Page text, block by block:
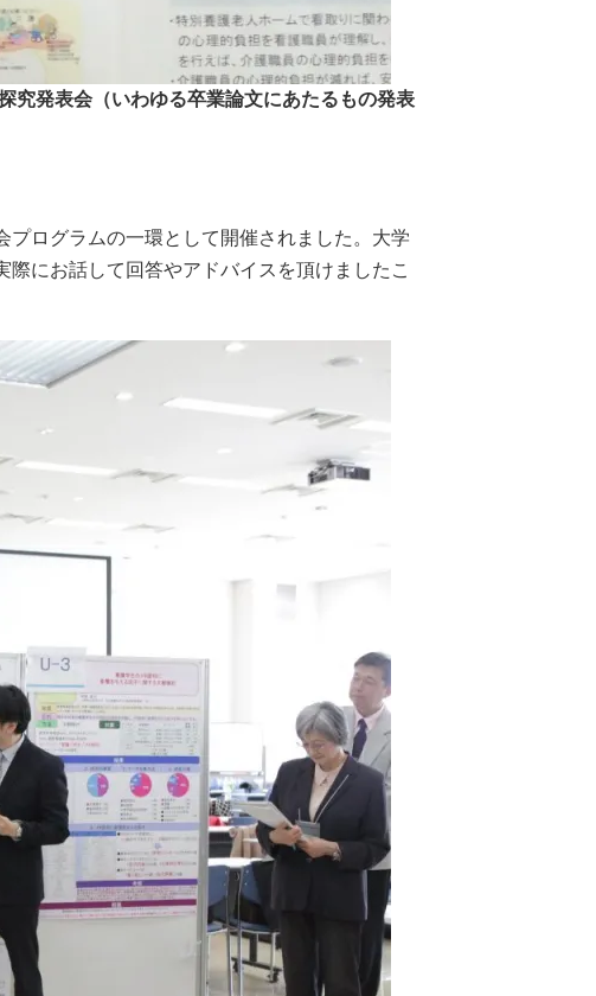
究発表会（いわゆる卒業論文にあたるもの発表
ログラムの一環として開催されました。大学
にお話して回答やアドバイスを頂けましたこ